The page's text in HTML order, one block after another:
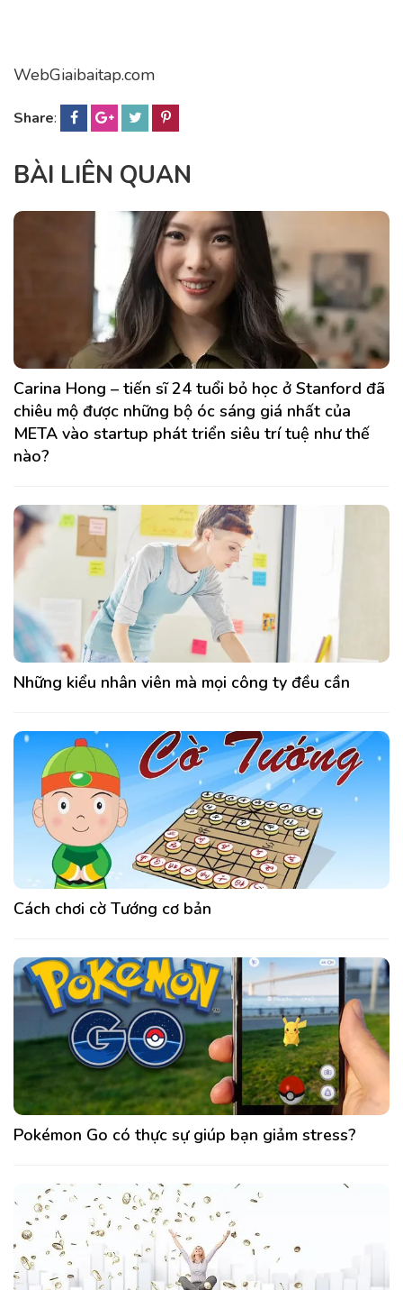
WebGiaibaitap.com
Share:
BÀI LIÊN QUAN
Carina Hong – tiến sĩ 24 tuổi bỏ học ở Stanford đã
chiêu mộ được những bộ óc sáng giá nhất của
META vào startup phát triển siêu trí tuệ như thế
nào?
Những kiểu nhân viên mà mọi công ty đều cần
Cách chơi cờ Tướng cơ bản
Pokémon Go có thực sự giúp bạn giảm stress?